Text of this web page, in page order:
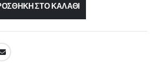
ΣΤΟ ΚΑΛΆΘΙ